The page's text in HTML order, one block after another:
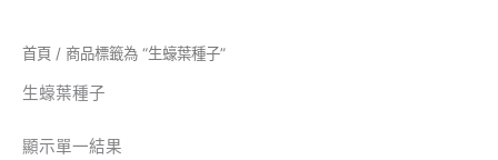
首頁 / 商品標籤為 “生蠔葉種子”
生蠔葉種子
顯示單一結果